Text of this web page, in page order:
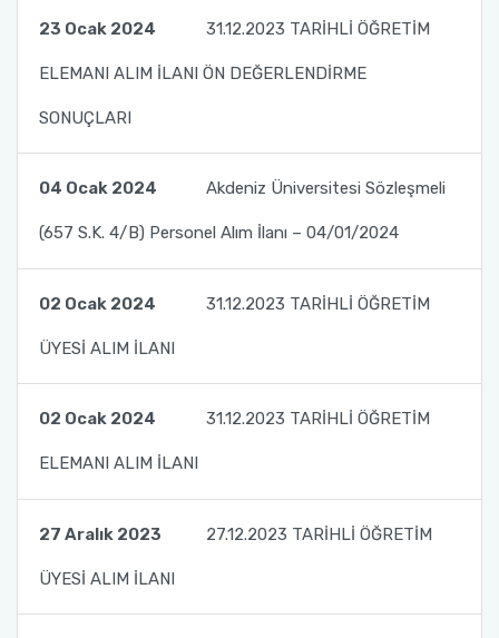
23 Ocak 2024 31.12.2023 TARİHLİ ÖĞRETİM
ELEMANI ALIM İLANI ÖN DEĞERLENDİRME
SONUÇLARI
04 Ocak 2024 Akdeniz Üniversitesi Sözleşmeli
(657 S.K. 4/B) Personel Alım İlanı – 04/01/2024
02 Ocak 2024 31.12.2023 TARİHLİ ÖĞRETİM
ÜYESİ ALIM İLANI
02 Ocak 2024 31.12.2023 TARİHLİ ÖĞRETİM
ELEMANI ALIM İLANI
27 Aralık 2023 27.12.2023 TARİHLİ ÖĞRETİM
ÜYESİ ALIM İLANI